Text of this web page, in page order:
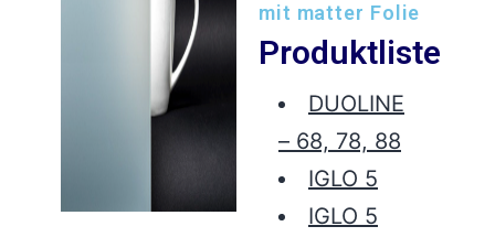
mit matter Folie
Produktliste
DUOLINE
– 68, 78, 88
IGLO 5
IGLO 5